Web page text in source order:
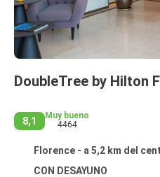
DoubleTree by Hilton
8,1
Muy bueno
4464
Florence - a 5,2 km del
CON DESAYUNO